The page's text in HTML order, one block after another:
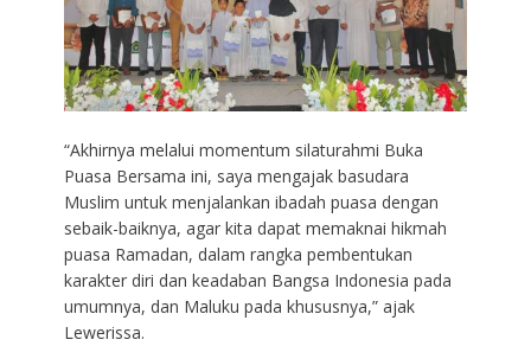
“Akhirnya melalui momentum silaturahmi Buka
Puasa Bersama ini, saya mengajak basudara
Muslim untuk menjalankan ibadah puasa dengan
sebaik-baiknya, agar kita dapat memaknai hikmah
puasa Ramadan, dalam rangka pembentukan
karakter diri dan keadaban Bangsa Indonesia pada
umumnya, dan Maluku pada khususnya,” ajak
Lewerissa.